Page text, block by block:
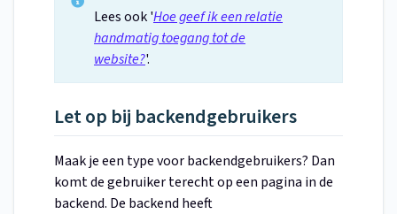
Lees ook 'Hoe geef ik een relatie
handmatig toegang tot de
website?'.
Let op bij backendgebruikers
Maak je een type voor backendgebruikers? Dan
komt de gebruiker terecht op een pagina in de
backend. De backend heeft